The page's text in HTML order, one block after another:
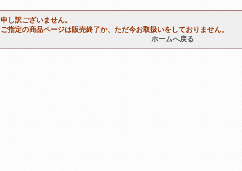
申し訳ございません。
ご指定の商品ページは販売終了か、ただ今お取扱いをしておりません。
ホームへ戻る